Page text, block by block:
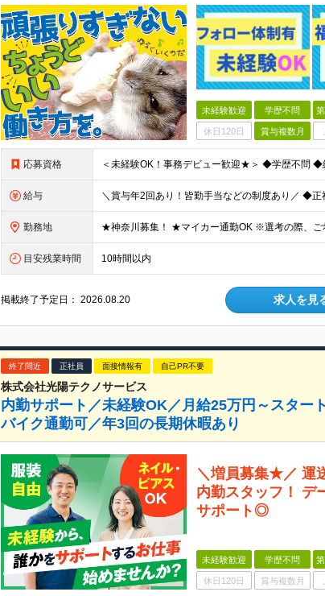
未経験歓迎 学歴不問
休日120日 賞与複数月
応募資格
給与
勤務地
目安残業時間 10時間以内
掲載終了予定日：2026.08.20 求人を見
終了間近 正社員 面接情報有 自己PR不要
株式会社光陽テクノサービス
内勤サポート／未経験OK／月給25万円～スター
バイク通勤可／年3回の長期休暇あり
＼増員募集★／ 運
内勤スタッフ！ デ
サポート◎
未経験歓迎 学歴不問
休日120日 賞与複数月